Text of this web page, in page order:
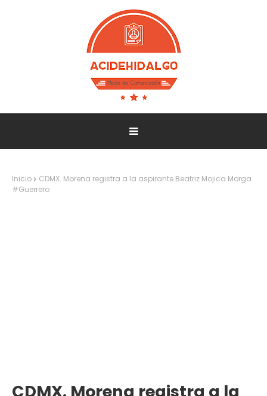
Inicio
CDMX. Morena registra a la aspirante Beatriz Mojica Morga
#Guerrero
CDMX. Morena registra a la